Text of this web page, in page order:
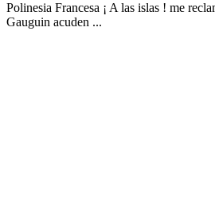
Polinesia Francesa ¡ A las islas ! me
Gauguin acuden ...